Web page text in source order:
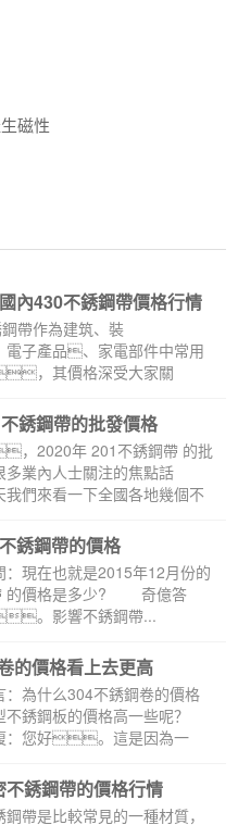
磁性
內430不銹鋼帶價格行情
作為建筑、裝
產品、家電部件中常用
，其價格深受大家關
銹鋼帶的批發價格
2020年 201不銹鋼帶 的批
多業內人士關注的焦點話
們來看一下全國各地幾個不
銹鋼帶的價格
現在也就是2015年12月份的
的價格是多少? 奇億答
。影響不銹鋼帶...
的價格看上去更高
為什么304不銹鋼卷的價格
銹鋼板的價格高一些呢？
您好。這是因為一
不銹鋼帶的價格行情
是比較常見的一種材質，